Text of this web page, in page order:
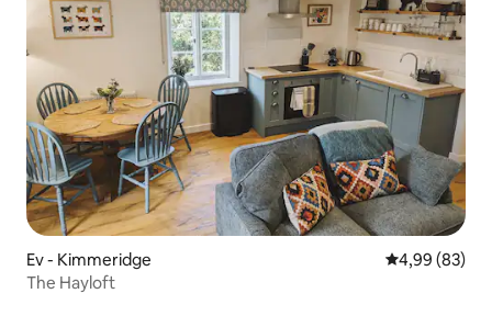
Ev - Kimmeridge 5 üzerinden
4,99 (83)
The Hayloft